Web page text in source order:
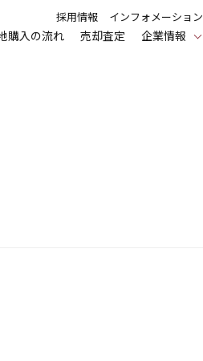
採用情報 インフォメーション
購入の流れ 売却査定 企業情報